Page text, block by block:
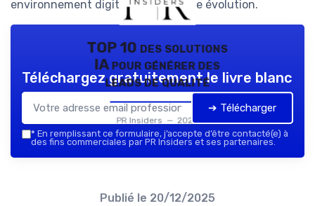
environnement digital en constante évolution.
TOP 10 des solutions
IA pour générer des
leads de qualité
PR Insiders — 2026
Téléchargez gratuitement le livre blanc
➔ Télécharger
* En remplissant ce formulaire, j’accepte d’être contacté(e) à
des fins commerciales par PR Insiders et ses partenaires.
Publié le 20/12/2025